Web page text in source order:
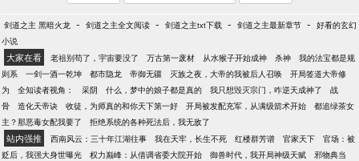
剑道之主 黑暗火龙 - 剑道之主全文阅读 - 剑道之主txt下载 - 剑道之主最新章节 - 好看的玄幻
小说
大家在看 老祖别苟了，宇宙要没了 万古第一废材 从水猴子开始成神 杀神
我的法宝都是规
则系
一剑一酒一乾坤 都市隐龙 帝御无疆 灭族之夜，大帝的我被后人召唤
开局签道大帝修
为
全知读者视角： 采阴 什么，梦中的娘子都是真的 我只想毁灭宗门，咋逆天成神了
战
骨
造化天帝诀 收徒，为师真的和你天下第一好 开局被发配充军，从满级箭术开始
都追绿茶女
主？那恶毒女配我要了
拒绝系统的各种死法后，我无敌了
站内强推 西南风云：三十年江湖往事 我在天牢，长生不死 红楼群芳谱 官家天下
官场：被
贬后，我强大身世曝光
权力巅峰：从借调省委大院开始 御兽时代，我开局神级天赋
邪物典当